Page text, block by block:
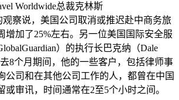
Worldwide总裁克林斯
观察说，美国公司取消或推迟赴中商务旅
增加了25%左右。另一位美国国际安全服
）的执行长巴克纳（Dale
8个月期间，他的一些客户，包括律师事
公司和在其他公司工作的人，都曾在中国
或审讯，时间通常在2至5个小时之间。